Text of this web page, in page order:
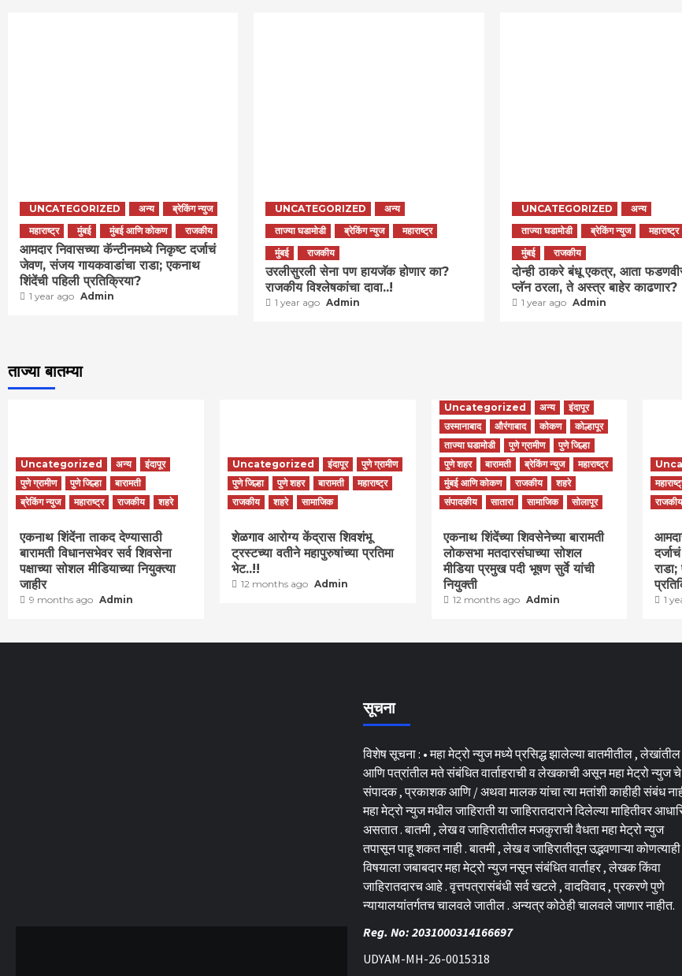
UNCATEGORIZED अन्य
ब्रेकिंग न्युज
महाराष्ट्र
मुंबई मुंबई आणि कोकण राजकीय
आमदार निवासच्या कॅन्टीनमध्ये निकृष्ट दर्जाचं
जेवण, संजय गायकवाडांचा राडा; एकनाथ
शिंदेंची पहिली प्रतिक्रिया?
1 year ago Admin
UNCATEGORIZED
अन्य
ताज्या घडामोडी
ब्रेकिंग न्युज
महाराष्ट्र
मुंबई
राजकीय
उरलीसुरली सेना पण हायजॅक होणार का?
राजकीय विश्लेषकांचा दावा..!
1 year ago Admin
UNCATEGORIZED
अन्य
ताज्या घडामोडी
ब्रेकिंग न्युज
महाराष्ट्र
मुंबई
राजकीय
दोन्ही ठाकरे बंधू एकत्र, आता
प्लॅन ठरला, ते अस्त्र बाहेर काढणार?
1 year ago Admin
ताज्या बातम्या
Uncategorized अन्य
इंदापूर
पुणे ग्रामीण
पुणे जिल्हा
बारामती
ब्रेकिंग न्युज
महाराष्ट्र राजकीय शहरे
एकनाथ शिंदेंना ताकद देण्यासाठी
बारामती विधानसभेवर सर्व शिवसेना
पक्षाच्या सोशल मीडियाच्या नियुक्त्या
जाहीर
9 months ago Admin
Uncategorized इंदापूर
पुणे ग्रामीण
पुणे जिल्हा
पुणे शहर बारामती
महाराष्ट्र
राजकीय
शहरे सामाजिक
शेळगाव आरोग्य केंद्रास शिवशंभू
ट्रस्टच्या वतीने महापुरुषांच्या प्रतिमा
भेट..!!
12 months ago Admin
Uncategorized अन्य
इंदापूर
उस्मानाबाद
औरंगाबाद कोकण
कोल्हापूर
ताज्या घडामोडी
पुणे ग्रामीण
पुणे जिल्हा
पुणे शहर
बारामती ब्रेकिंग न्युज
महाराष्ट्र
मुंबई आणि कोकण
राजकीय
शहरे
संपादकीय
सातारा सामाजिक सोलापूर
एकनाथ शिंदेंच्या शिवसेनेच्या बारामती
लोकसभा मतदारसंघाच्या सोशल
मीडिया प्रमुख पदी भूषण सुर्वे यांची
नियुक्ती
12 months ago Admin 1
सूचना
विशेष सूचना : • महा मेट्रो न्युज मध्ये प्रसिद्ध झालेल्या बातमीतील , लेखांतील
आणि पत्रांतील मते संबंधित वार्ताहराची व लेखकाची असून महा मेट्रो न्युज चे
संपादक , प्रकाशक आणि / अथवा मालक यांचा त्या मतांशी काहीही संबंध
महा मेट्रो न्युज मधील जाहिराती या जाहिरातदाराने दिलेल्या माहितीवर
असतात . बातमी , लेख व जाहिरातीतील मजकुराची वैधता महा मेट्रो न्युज
तपासून पाहू शकत नाही . बातमी , लेख व जाहिरातीतून उद्भवणाऱ्या कोणत्याही
विषयाला जबाबदार महा मेट्रो न्युज नसून संबंधित वार्ताहर , लेखक किंवा
जाहिरातदारच आहे . वृत्तपत्रासंबंधी सर्व खटले , वादविवाद , प्रकरणे पुणे
न्यायालयांतर्गतच चालवले जातील . अन्यत्र कोठेही चालवले जाणार नाहीत.
Reg. No: 2031000314166697
UDYAM-MH-26-0015318